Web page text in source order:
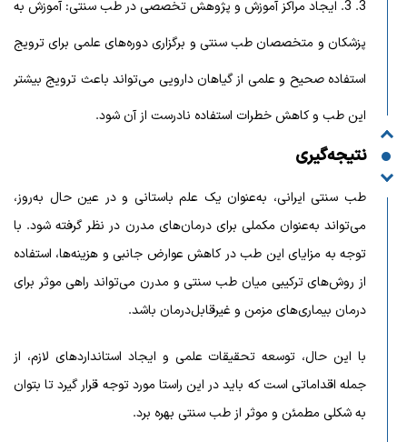
3. ایجاد مراکز آموزش و پژوهش تخصصی در طب سنتی: آموزش به
پزشکان و متخصصان طب سنتی و برگزاری دوره‌های علمی برای ترویج
استفاده صحیح و علمی از گیاهان دارویی می‌تواند باعث ترویج بیشتر
این طب و کاهش خطرات استفاده نادرست از آن شود.
نتیجه‌گیری
طب سنتی ایرانی، به‌عنوان یک علم باستانی و در عین حال به‌روز،
می‌تواند به‌عنوان مکملی برای درمان‌های مدرن در نظر گرفته شود. با
توجه به مزایای این طب در کاهش عوارض جانبی و هزینه‌ها، استفاده
از روش‌های ترکیبی میان طب سنتی و مدرن می‌تواند راهی موثر برای
درمان بیماری‌های مزمن و غیرقابل‌درمان باشد.
با این حال، توسعه تحقیقات علمی و ایجاد استانداردهای لازم، از
جمله اقداماتی است که باید در این راستا مورد توجه قرار گیرد تا بتوان
به شکلی مطمئن و موثر از طب سنتی بهره برد.